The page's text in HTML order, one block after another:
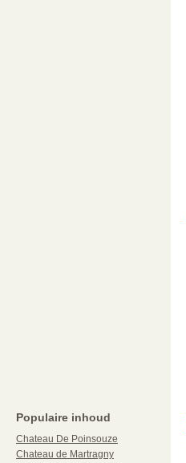
Populaire inhoud
Chateau De Poinsouze
Chateau de Martragny